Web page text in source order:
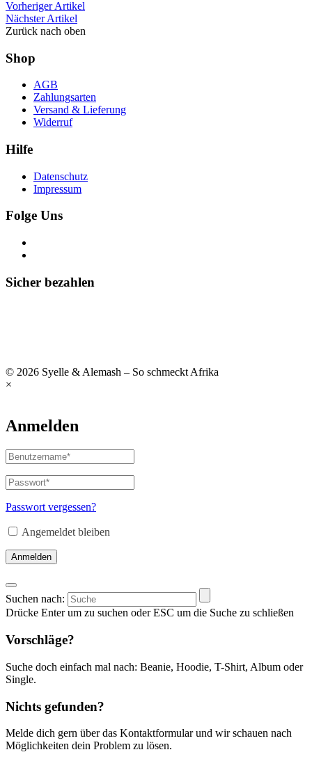
Vorheriger Artikel
Nächster Artikel
Zurück nach oben
Shop
AGB
Zahlungsarten
Versand & Lieferung
Widerruf
Hilfe
Datenschutz
Impressum
Folge Uns
Sicher bezahlen
© 2026 Syelle & Alemash – So schmeckt Afrika
×
Anmelden
Passwort vergessen?
Angemeldet bleiben
Anmelden
Suchen nach:
Drücke Enter um zu suchen oder ESC um die Suche zu schließen
Vorschläge?
Suche doch einfach mal nach: Beanie, Hoodie, T-Shirt, Album oder
Single.
Nichts gefunden?
Melde dich gern über das Kontaktformular und wir schauen nach
Möglichkeiten dein Problem zu lösen.